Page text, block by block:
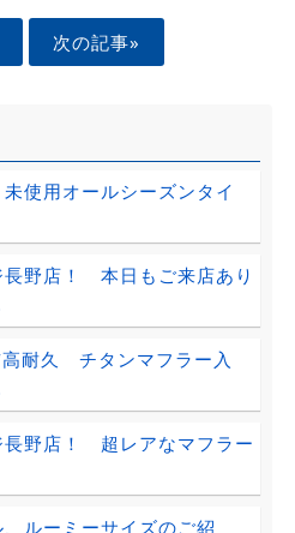
次の記事»
使用オールシーズンタイ
長野店！ 本日もご来店あり
耐久 チタンマフラー入
長野店！ 超レアなマフラー
ルーミーサイズのご紹